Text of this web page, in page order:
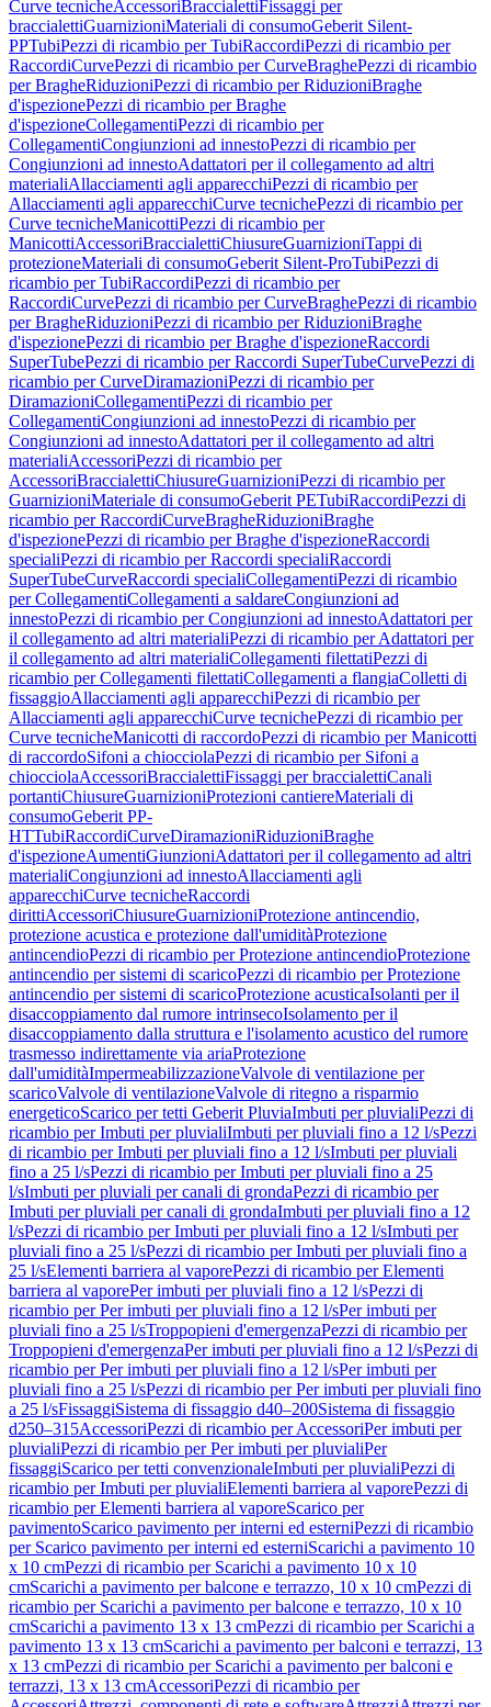
Curve tecnicheAccessoriBraccialettiFissaggi per
braccialettiGuarnizioniMateriali di consumoGeberit Silent-
PPTubiPezzi di ricambio per TubiRaccordiPezzi di ricambio per
RaccordiCurvePezzi di ricambio per CurveBraghePezzi di ricambio
per BragheRiduzioniPezzi di ricambio per RiduzioniBraghe
d'ispezionePezzi di ricambio per Braghe
d'ispezioneCollegamentiPezzi di ricambio per
CollegamentiCongiunzioni ad innestoPezzi di ricambio per
Congiunzioni ad innestoAdattatori per il collegamento ad altri
materialiAllacciamenti agli apparecchiPezzi di ricambio per
Allacciamenti agli apparecchiCurve tecnichePezzi di ricambio per
Curve tecnicheManicottiPezzi di ricambio per
ManicottiAccessoriBraccialettiChiusureGuarnizioniTappi di
protezioneMateriali di consumoGeberit Silent-ProTubiPezzi di
ricambio per TubiRaccordiPezzi di ricambio per
RaccordiCurvePezzi di ricambio per CurveBraghePezzi di ricambio
per BragheRiduzioniPezzi di ricambio per RiduzioniBraghe
d'ispezionePezzi di ricambio per Braghe d'ispezioneRaccordi
SuperTubePezzi di ricambio per Raccordi SuperTubeCurvePezzi di
ricambio per CurveDiramazioniPezzi di ricambio per
DiramazioniCollegamentiPezzi di ricambio per
CollegamentiCongiunzioni ad innestoPezzi di ricambio per
Congiunzioni ad innestoAdattatori per il collegamento ad altri
materialiAccessoriPezzi di ricambio per
AccessoriBraccialettiChiusureGuarnizioniPezzi di ricambio per
GuarnizioniMateriale di consumoGeberit PETubiRaccordiPezzi di
ricambio per RaccordiCurveBragheRiduzioniBraghe
d'ispezionePezzi di ricambio per Braghe d'ispezioneRaccordi
specialiPezzi di ricambio per Raccordi specialiRaccordi
SuperTubeCurveRaccordi specialiCollegamentiPezzi di ricambio
per CollegamentiCollegamenti a saldareCongiunzioni ad
innestoPezzi di ricambio per Congiunzioni ad innestoAdattatori per
il collegamento ad altri materialiPezzi di ricambio per Adattatori per
il collegamento ad altri materialiCollegamenti filettatiPezzi di
ricambio per Collegamenti filettatiCollegamenti a flangiaColletti di
fissaggioAllacciamenti agli apparecchiPezzi di ricambio per
Allacciamenti agli apparecchiCurve tecnichePezzi di ricambio per
Curve tecnicheManicotti di raccordoPezzi di ricambio per Manicotti
di raccordoSifoni a chiocciolaPezzi di ricambio per Sifoni a
chiocciolaAccessoriBraccialettiFissaggi per braccialettiCanali
portantiChiusureGuarnizioniProtezioni cantiereMateriali di
consumoGeberit PP-
HTTubiRaccordiCurveDiramazioniRiduzioniBraghe
d'ispezioneAumentiGiunzioniAdattatori per il collegamento ad altri
materialiCongiunzioni ad innestoAllacciamenti agli
apparecchiCurve tecnicheRaccordi
dirittiAccessoriChiusureGuarnizioniProtezione antincendio,
protezione acustica e protezione dall'umiditàProtezione
antincendioPezzi di ricambio per Protezione antincendioProtezione
antincendio per sistemi di scaricoPezzi di ricambio per Protezione
antincendio per sistemi di scaricoProtezione acusticaIsolanti per il
disaccoppiamento dal rumore intrinsecoIsolamento per il
disaccoppiamento dalla struttura e l'isolamento acustico del rumore
trasmesso indirettamente via ariaProtezione
dall'umiditàImpermeabilizzazioneValvole di ventilazione per
scaricoValvole di ventilazioneValvole di ritegno a risparmio
energeticoScarico per tetti Geberit PluviaImbuti per pluvialiPezzi di
ricambio per Imbuti per pluvialiImbuti per pluviali fino a 12 l/sPezzi
di ricambio per Imbuti per pluviali fino a 12 l/sImbuti per pluviali
fino a 25 l/sPezzi di ricambio per Imbuti per pluviali fino a 25
l/sImbuti per pluviali per canali di grondaPezzi di ricambio per
Imbuti per pluviali per canali di grondaImbuti per pluviali fino a 12
l/sPezzi di ricambio per Imbuti per pluviali fino a 12 l/sImbuti per
pluviali fino a 25 l/sPezzi di ricambio per Imbuti per pluviali fino a
25 l/sElementi barriera al vaporePezzi di ricambio per Elementi
barriera al vaporePer imbuti per pluviali fino a 12 l/sPezzi di
ricambio per Per imbuti per pluviali fino a 12 l/sPer imbuti per
pluviali fino a 25 l/sTroppopieni d'emergenzaPezzi di ricambio per
Troppopieni d'emergenzaPer imbuti per pluviali fino a 12 l/sPezzi di
ricambio per Per imbuti per pluviali fino a 12 l/sPer imbuti per
pluviali fino a 25 l/sPezzi di ricambio per Per imbuti per pluviali fino
a 25 l/sFissaggiSistema di fissaggio d40–200Sistema di fissaggio
d250–315AccessoriPezzi di ricambio per AccessoriPer imbuti per
pluvialiPezzi di ricambio per Per imbuti per pluvialiPer
fissaggiScarico per tetti convenzionaleImbuti per pluvialiPezzi di
ricambio per Imbuti per pluvialiElementi barriera al vaporePezzi di
ricambio per Elementi barriera al vaporeScarico per
pavimentoScarico pavimento per interni ed esterniPezzi di ricambio
per Scarico pavimento per interni ed esterniScarichi a pavimento 10
x 10 cmPezzi di ricambio per Scarichi a pavimento 10 x 10
cmScarichi a pavimento per balcone e terrazzo, 10 x 10 cmPezzi di
ricambio per Scarichi a pavimento per balcone e terrazzo, 10 x 10
cmScarichi a pavimento 13 x 13 cmPezzi di ricambio per Scarichi a
pavimento 13 x 13 cmScarichi a pavimento per balconi e terrazzi, 13
x 13 cmPezzi di ricambio per Scarichi a pavimento per balconi e
terrazzi, 13 x 13 cmAccessoriPezzi di ricambio per